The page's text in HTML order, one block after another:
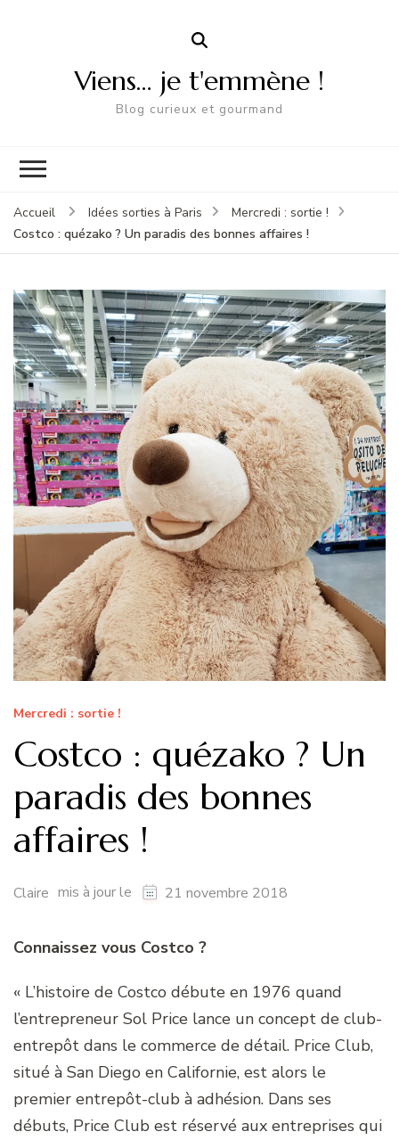
Viens… je t'emmène !
Blog curieux et gourmand
Accueil Idées sorties à Paris
Mercredi : sortie !
Costco : quézako ? Un paradis des bonnes affaires !
Mercredi : sortie !
Costco : quézako ? Un
paradis des bonnes
affaires !
Claire mis à jour le 21 novembre 2018
Connaissez vous Costco ?
« L’histoire de Costco débute en 1976 quand
l’entrepreneur Sol Price lance un concept de club-
entrepôt dans le commerce de détail. Price Club,
situé à San Diego en Californie, est alors le
premier entrepôt-club à adhésion. Dans ses
débuts, Price Club est réservé aux entreprises qui